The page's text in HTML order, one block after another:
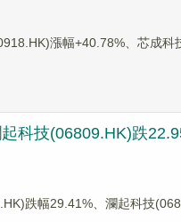
漲幅+40.78%、芯成科
科技(06809.HK)跌
跌幅29.41%、瀾起科技